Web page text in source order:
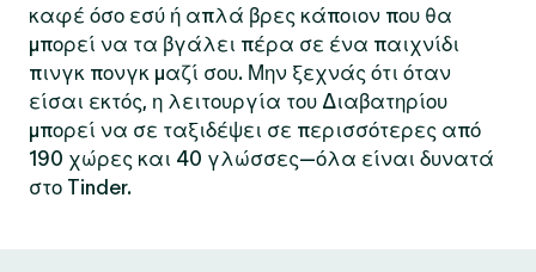
καφέ όσο εσύ ή απλά βρες κάποιον που θα
μπορεί να τα βγάλει πέρα σε ένα παιχνίδι
πινγκ πονγκ μαζί σου. Μην ξεχνάς ότι όταν
είσαι εκτός, η λειτουργία του Διαβατηρίου
μπορεί να σε ταξιδέψει σε περισσότερες από
190 χώρες και 40 γλώσσες—όλα είναι δυνατά
στο Tinder.